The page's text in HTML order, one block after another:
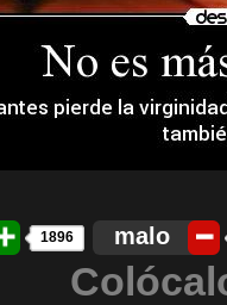
1896 malo